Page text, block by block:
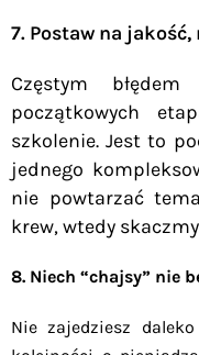
7. Postaw na
Częstym
początkowych
szkolenie. Jest to
jednego
nie powtarzać
krew, wtedy
8. Niech “chajsy” nie
Nie zajedziesz